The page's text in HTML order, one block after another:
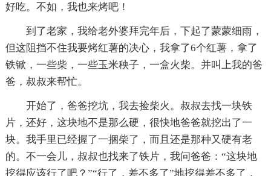
好吃。不如，我也来烤吧！
到了老家，我给老外婆拜完年后，下起了蒙蒙细雨，
但这阻挡不住我要烤红薯的决心，我拿了6个红薯，拿了
铁锨，一些柴，一些玉米秧子，一盒火柴。并叫上我的爸
爸，叔叔来帮忙。
开始了，爸爸挖坑，我去捡柴火。叔叔去找一块铁
片，还好，这块地不是那么硬，很快地爸爸就挖出了一
块。我手里已经握了一捆柴了，而且还是那种又硬有老
的。不一会儿，叔叔也找来了铁片，我问爸爸：“这块地
挖得应该行了吧？”“行了，差不多了”地挖得差不多了，